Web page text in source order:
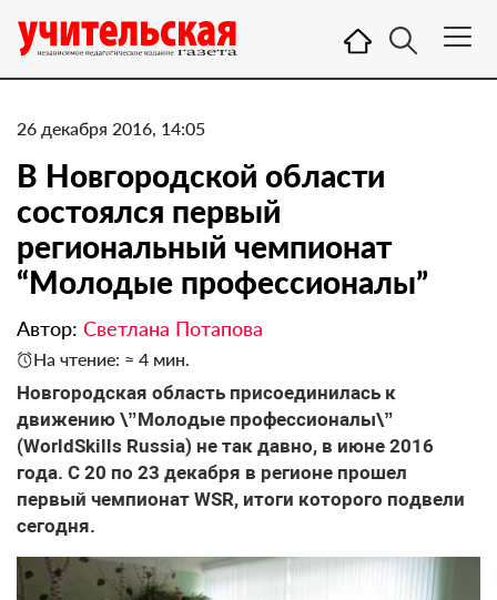
26 декабря 2016, 14:05
В Новгородской области
состоялся первый
региональный чемпионат
“Молодые профессионалы”
Автор: Светлана Потапова
На чтение: ≈ 4 мин.
Новгородская область присоединилась к
движению \”Молодые профессионалы\”
(WorldSkills Russia) не так давно, в июне 2016
года. С 20 по 23 декабря в регионе прошел
первый чемпионат WSR, итоги которого подвели
сегодня.